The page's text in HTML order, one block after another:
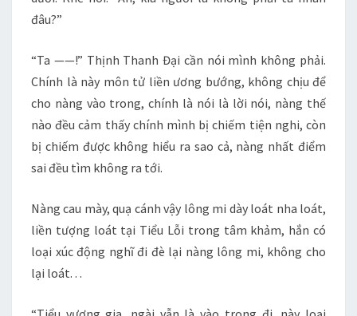
đâu?”
“Ta ——!” Thịnh Thanh Đại cần nói mình không phải.
Chính là này môn tử liền ương bướng, không chịu để
cho nàng vào trong, chính là nói là lời nói, nàng thế
nào đều cảm thấy chính mình bị chiếm tiện nghi, còn
bị chiếm được không hiểu ra sao cả, nàng nhất điểm
sai đều tìm không ra tới.
Nàng cau mày, quạ cánh vậy lông mi dày loát nha loát,
liền tượng loát tại Tiểu Lỗi trong tâm khảm, hắn có
loại xúc động nghĩ đi đè lại nàng lông mi, không cho
lại loát. . .